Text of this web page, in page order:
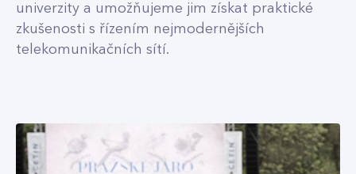
univerzity a umožňujeme jim získat praktické
zkušenosti s řízením nejmodernějších
telekomunikačních sítí.